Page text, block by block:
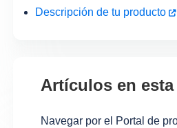
Descripción de tu producto
Artículos en
Navegar por el Portal de